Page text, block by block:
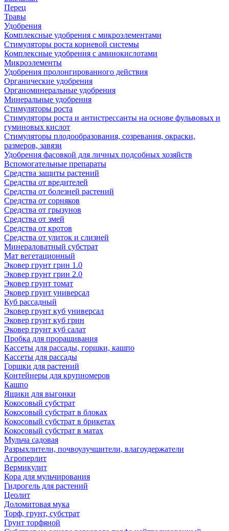
Перец
Травы
Удобрения
Комплексные удобрения с микроэлементами
Стимуляторы роста корневой системы
Комплексные удобрения с аминокислотами
Микроэлементы
Удобрения пролонгированного действия
Органические удобрения
Органоминеральные удобрения
Минеральные удобрения
Стимуляторы роста
Стимуляторы роста и антистрессанты на основе фульвовых и
гуминовых кислот
Стимуляторы плодообразования, созревания, окраски,
размеров, завязи
Удобрения фасовкой для личных подсобных хозяйств
Вспомогательные препараты
Средства защиты растений
Средства от вредителей
Средства от болезней растений
Средства от сорняков
Средства от грызунов
Средства от змей
Средства от кротов
Средства от улиток и слизней
Минераловатный субстрат
Мат вегетационный
Эковер грунт грин 1.0
Эковер грунт грин 2.0
Эковер грунт томат
Эковер грунт универсал
Куб рассадный
Эковер грунт куб универсал
Эковер грунт куб грин
Эковер грунт куб салат
Пробка для проращивания
Кассеты для рассады, горшки, кашпо
Кассеты для рассады
Горшки для растений
Контейнеры для крупномеров
Кашпо
Ящики для выгонки
Кокосовый субстрат
Кокосовый субстрат в блоках
Кокосовый субстрат в брикетах
Кокосовый субстрат в матах
Мульча садовая
Разрыхлители, почвоулучшители, влагоудержатели
Агроперлит
Вермикулит
Кора для мульчирования
Гидрогель для растений
Цеолит
Доломитовая мука
Торф, грунт, субстрат
Грунт торфяной